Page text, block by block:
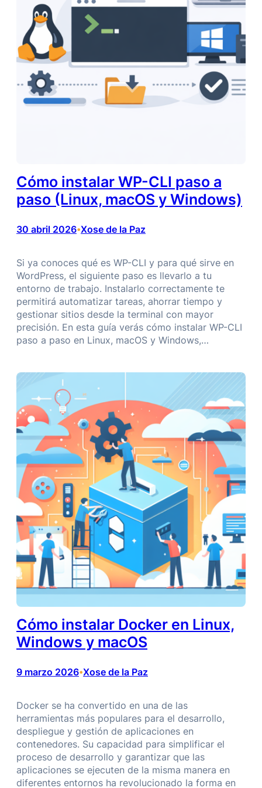
Cómo instalar WP-CLI paso a
paso (Linux, macOS y Windows)
30 abril 2026•Xose de la Paz
Si ya conoces qué es WP-CLI y para qué sirve en
WordPress, el siguiente paso es llevarlo a tu
entorno de trabajo. Instalarlo correctamente te
permitirá automatizar tareas, ahorrar tiempo y
gestionar sitios desde la terminal con mayor
precisión. En esta guía verás cómo instalar WP-CLI
paso a paso en Linux, macOS y Windows,…
Cómo instalar Docker en Linux,
Windows y macOS
9 marzo 2026•Xose de la Paz
Docker se ha convertido en una de las
herramientas más populares para el desarrollo,
despliegue y gestión de aplicaciones en
contenedores. Su capacidad para simplificar el
proceso de desarrollo y garantizar que las
aplicaciones se ejecuten de la misma manera en
diferentes entornos ha revolucionado la forma en